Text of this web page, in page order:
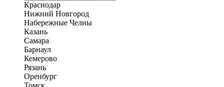
Краснодар
Нижний Новгород
Набережные Челны
Казань
Самара
Барнаул
Кемерово
Рязань
Оренбург
Томск